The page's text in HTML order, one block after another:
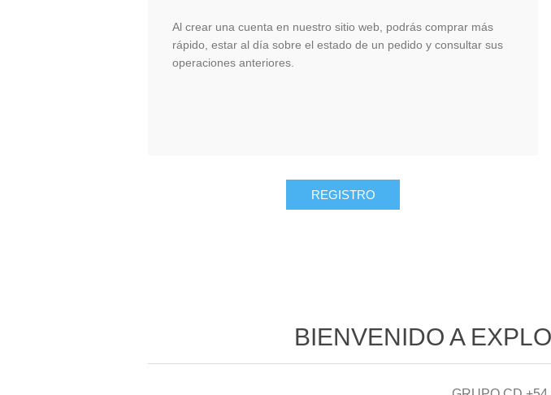
Al crear una cuenta en nuestro sitio web, podrás comprar más
rápido, estar al día sobre el estado de un pedido y consultar sus
operaciones anteriores.
BIENVENIDO A